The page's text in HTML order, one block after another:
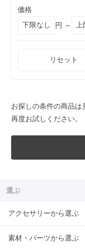
価格
円 ～
リセット
お探しの条件の商品は
再度お試しください。
選ぶ
アクセサリーから選ぶ
素材・パーツから選ぶ